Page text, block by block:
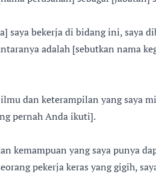
saya bekerja di bidang ini, saya
adalah [sebutkan nama
dan keterampilan yang saya
pernah Anda ikuti].
kemampuan yang saya punya
pekerja keras yang gigih,